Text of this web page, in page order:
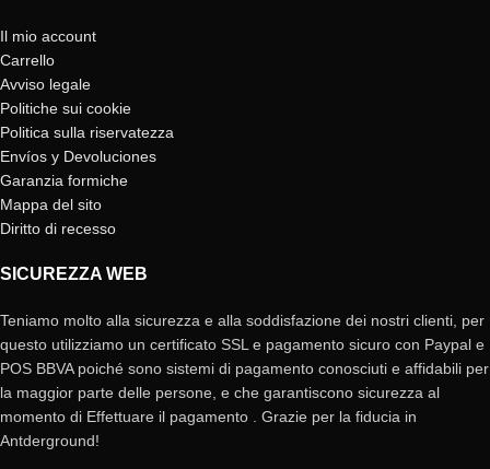
Il mio account
Carrello
Avviso legale
Politiche sui cookie
Politica sulla riservatezza
Envíos y Devoluciones
Garanzia formiche
Mappa del sito
Diritto di recesso
SICUREZZA WEB
Teniamo molto alla sicurezza e alla soddisfazione dei nostri clienti, per
questo utilizziamo un certificato SSL e pagamento sicuro con Paypal e
POS BBVA poiché sono sistemi di pagamento conosciuti e affidabili per
la maggior parte delle persone, e che garantiscono sicurezza al
momento di Effettuare il pagamento . Grazie per la fiducia in
Antderground!